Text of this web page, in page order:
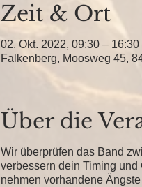
Zeit & Ort
02. Okt. 2022, 09:30 – 16:30
Falkenberg, Moosweg 45,
Über die
Wir überprüfen das Band
verbessern dein Timing
nehmen vorhandene